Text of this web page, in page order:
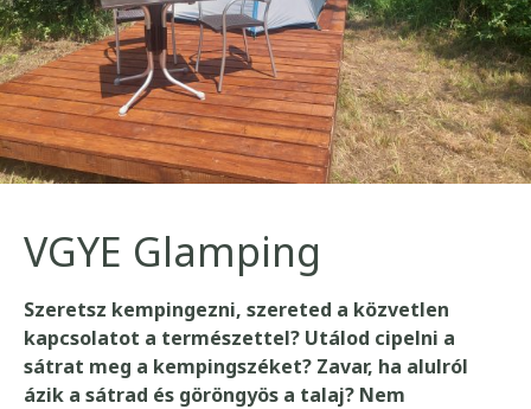
VGYE Glamping
Szeretsz kempingezni, szereted a közvetlen
kapcsolatot a természettel? Utálod cipelni a
sátrat meg a kempingszéket? Zavar, ha alulról
ázik a sátrad és göröngyös a talaj? Nem